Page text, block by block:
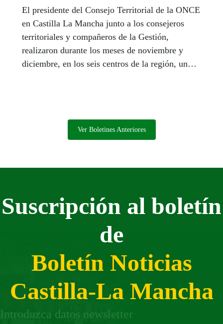
El presidente del Consejo Territorial de la ONCE
en Castilla La Mancha junto a los consejeros
territoriales y compañeros de la Gestión,
realizaron durante los meses de noviembre y
diciembre, en los seis centros de la región, un
Ver Boletines Anteriores
Suscripción al boletín
de
Boletín Noticias
Castilla-La Mancha
Introduzca datos newsletter